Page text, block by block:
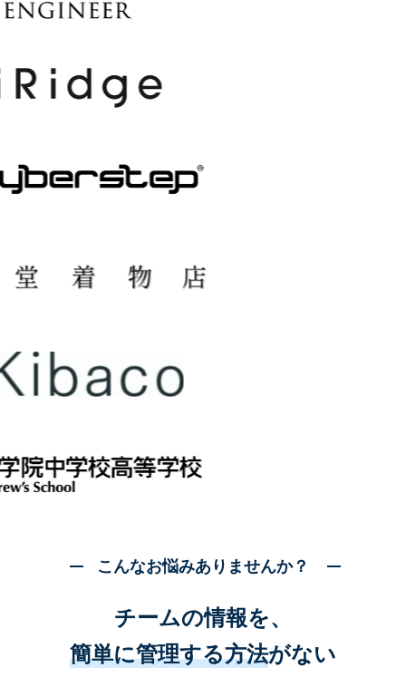
こんなお悩みありませんか？
チームの情報を、
簡単に管理する方法がない